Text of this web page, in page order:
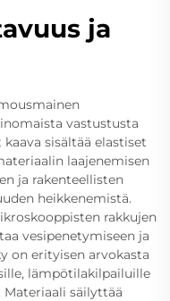
ja
vastustusta
sisältää elastiset
laajenemisen
ja rakenteellisten
heikkenemistä.
rakkujen
vesipenetymiseen ja
on erityisen arvokasta
lämpötilakilpailuille
Materiaali säilyttää